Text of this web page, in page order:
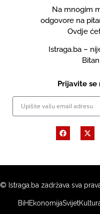
Na mnogim
odgovore na
Ovdje
Istraga.ba –
Prijavite
© Istraga.ba zadržava sva
BiHEkonomijaSvijet